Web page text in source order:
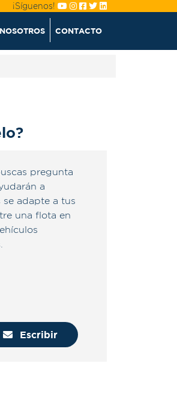
¡Síguenos!
CONTACTO
pregunta
a
adapte a tus
una flota en
Escribir